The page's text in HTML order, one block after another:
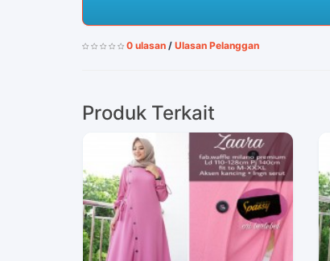
0 ulasan / Ulasan Pelanggan
Produk Terkait